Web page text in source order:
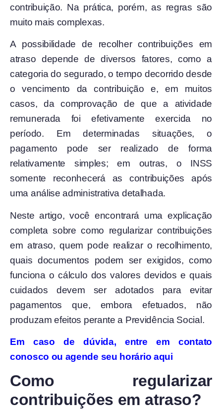
contribuição. Na prática, porém, as regras são
muito mais complexas.
A possibilidade de recolher contribuições em
atraso depende de diversos fatores, como a
categoria do segurado, o tempo decorrido desde
o vencimento da contribuição e, em muitos
casos, da comprovação de que a atividade
remunerada foi efetivamente exercida no
período. Em determinadas situações, o
pagamento pode ser realizado de forma
relativamente simples; em outras, o INSS
somente reconhecerá as contribuições após
uma análise administrativa detalhada.
Neste artigo, você encontrará uma explicação
completa sobre como regularizar contribuições
em atraso, quem pode realizar o recolhimento,
quais documentos podem ser exigidos, como
funciona o cálculo dos valores devidos e quais
cuidados devem ser adotados para evitar
pagamentos que, embora efetuados, não
produzam efeitos perante a Previdência Social.
Em caso de dúvida, entre em contato
conosco ou agende seu horário aqui
Como regularizar
contribuições em atraso?